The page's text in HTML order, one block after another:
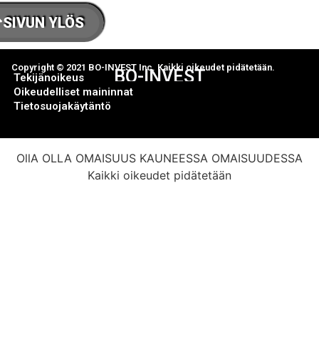
SIVUN YLÖS
BO-INVEST
Copyright © 2021 BO-INVEST Inc. Kaikki oikeudet pidätetään.
Tekijänoikeus
Oikeudelliset maininnat
Tietosuojakäytäntö
OllA OLLA OMAISUUS KAUNEESSA OMAISUUDESSA
Kaikki oikeudet pidätetään